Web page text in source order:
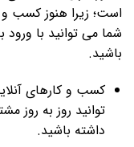
است؛ زیرا هنوز کسب و
شما می توانید با ورود
باشید.
کسب و کارهای
توانید روز به روز
داشته باشید.